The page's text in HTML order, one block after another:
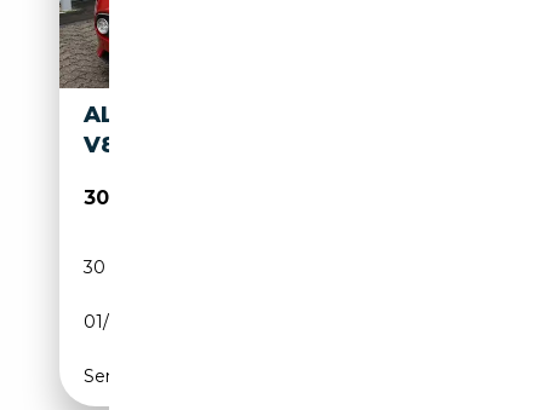
ALFA ROMEO 8C SPIDER 4.7
V8
309 000€
30 709 km
01/2010
Semi-automatique